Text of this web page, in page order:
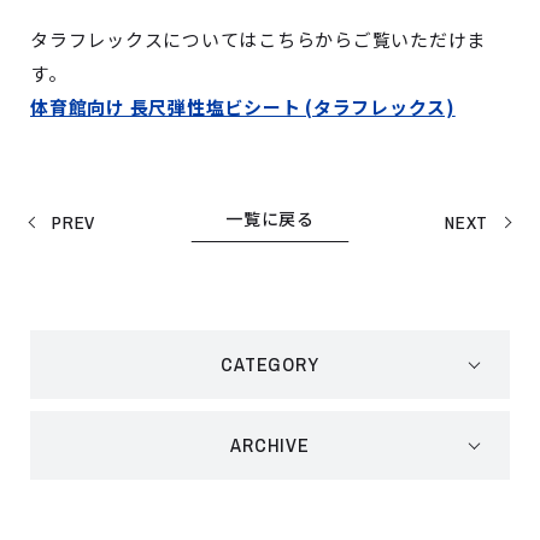
タラフレックスについてはこちらからご覧いただけま
す。
体育館向け 長尺弾性塩ビシート (タラフレックス)
PREV NEXT
一覧に戻る
CATEGORY
ARCHIVE